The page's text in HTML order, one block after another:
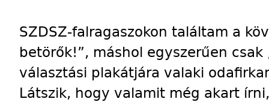
SZDSZ-falragaszokon találtam a
betörők!”, máshol egyszerűen csak
választási plakátjára valaki
Látszik, hogy valamit még akart